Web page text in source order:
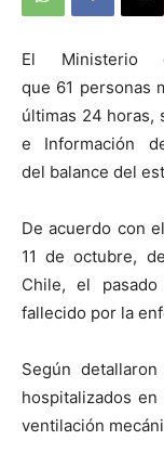
El Ministerio
que 61 personas
últimas 24 horas,
e Información
del balance del
De acuerdo con
11 de octubre,
Chile, el
fallecido por la
Según
hospitalizados en
ventilación